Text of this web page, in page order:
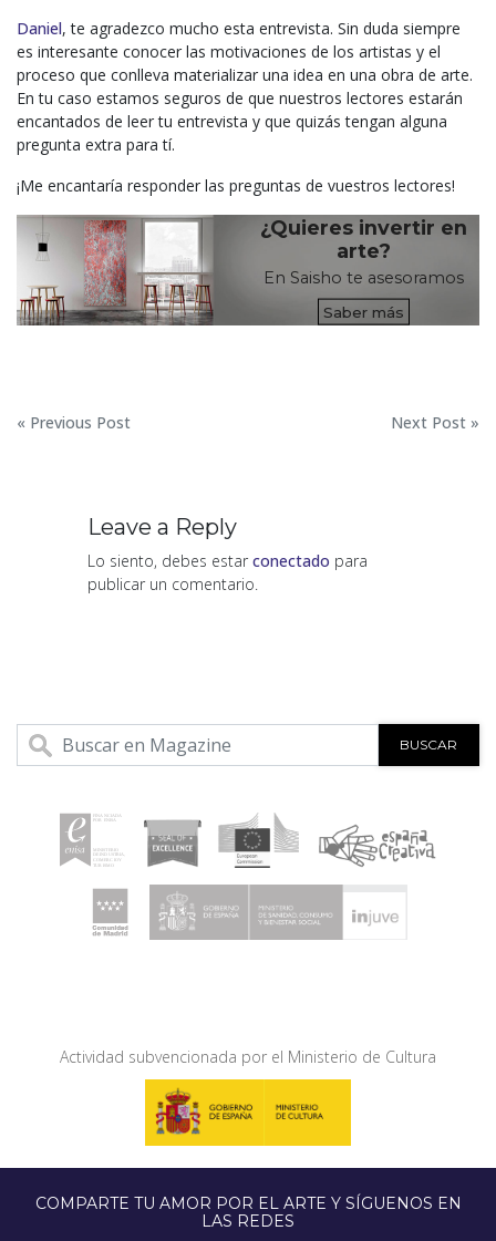
Daniel, te agradezco mucho esta entrevista. Sin duda siempre
es interesante conocer las motivaciones de los artistas y el
proceso que conlleva materializar una idea en una obra de arte.
En tu caso estamos seguros de que nuestros lectores estarán
encantados de leer tu entrevista y que quizás tengan alguna
pregunta extra para tí.
¡Me encantaría responder las preguntas de vuestros lectores!
¿Quieres invertir en
arte?
En Saisho te asesoramos
Saber más
Navegación
entradas
« Previous Post Next Post »
Leave a Reply
Lo siento, debes estar conectado para
publicar un comentario.
BUSCAR
Actividad subvencionada por el Ministerio de Cultura
COMPARTE TU AMOR POR EL ARTE Y SÍGUENOS EN
LAS REDES